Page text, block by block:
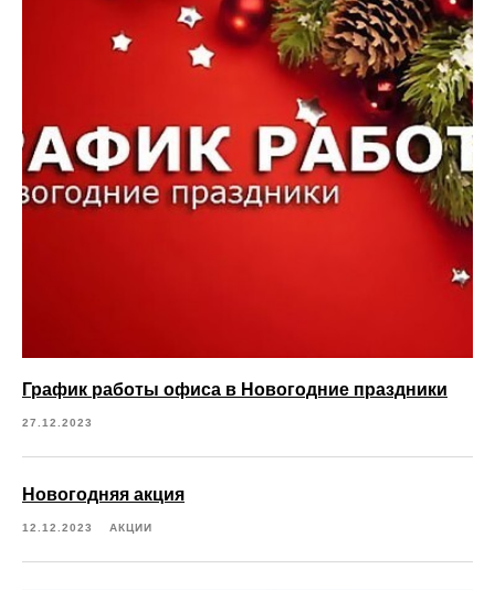
График работы офиса в Новогодние праздники
27.12.2023
Новогодняя акция
12.12.2023 АКЦИИ